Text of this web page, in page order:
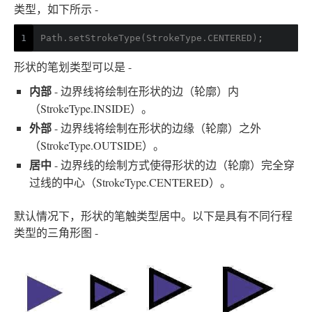
类型，如下所示 -
1 Path.setStrokeType(StrokeType.CENTERED) ;
形状的笔划类型可以是 -
内部- 边界线将绘制在形状的边（轮廓）内
（StrokeType.INSIDE）。
外部- 边界线将绘制在形状的边缘（轮廓）之外
（StrokeType.OUTSIDE）。
居中 - 边界线的绘制方式使得形状的边（轮廓）完全穿
过线的中心（StrokeType.CENTERED）。
默认情况下，形状的笔触类型居中。以下是具有不同行程
类型的三角形图 -